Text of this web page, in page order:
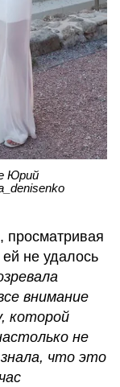
Юрий
просматривая
не удалось
внимание
которой
не
что это